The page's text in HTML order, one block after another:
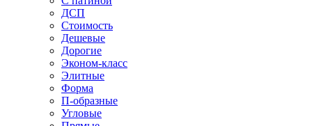
ДСП
Стоимость
Дешевые
Дорогие
Эконом-класс
Элитные
Форма
П-образные
Угловые